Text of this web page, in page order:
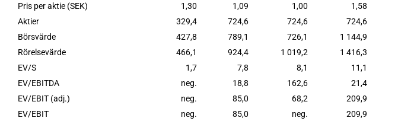
Pris per aktie (SEK)
1,30 1,09 1,00 1,58
Aktier
329,4 724,6 724,6 724,6
Börsvärde
427,8 789,1 726,1 1 144,9
Rörelsevärde
466,1 924,4 1 019,2 1 416,3
EV/S
1,7 7,8 8,1 11,1
EV/EBITDA
neg. 18,8 162,6 21,4
EV/EBIT (adj.)
neg. 85,0 68,2 209,9
EV/EBIT
neg. 85,0 neg. 209,9